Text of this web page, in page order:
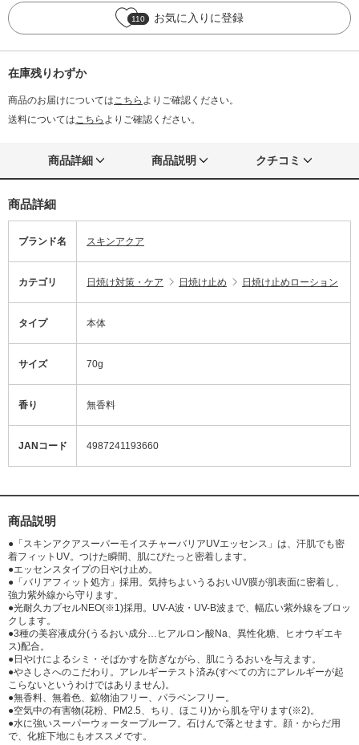
110 お気に入りに登録
在庫残りわずか
商品のお届けについてはこちら よりご確認ください。
送料についてはこちら よりご確認ください。
商品詳細 商品説明 クチコミ
商品詳細
ブランド名 スキンアクア
カテゴリ 日焼け対策・ケア 日焼け止め 日焼け止めローション
タイプ 本体
サイズ 70g
香り 無香料
JANコード 4987241193660
商品説明
●「スキンアクアスーパーモイスチャーバリアUVエッセンス」は、汗肌でも密
着フィットUV。つけた瞬間、肌にぴたっと密着します。
●エッセンスタイプの日やけ止め。
●「バリアフィット処方」採用。気持ちよいうるおいUV膜が肌表面に密着し、
強力紫外線から守ります。
●光耐久カプセルNEO(※1)採用。UV-A波・UV-B波まで、幅広い紫外線をブロッ
クします。
●3種の美容液成分(うるおい成分…ヒアルロン酸Na、異性化糖、ヒオウギエキ
ス)配合。
●日やけによるシミ・そばかすを防ぎながら、肌にうるおいを与えます。
●やさしさへのこだわり。アレルギーテスト済み(すべての方にアレルギーが起
こらないというわけではありません)。
●無香料、無着色、鉱物油フリー、パラベンフリー。
●空気中の有害物(花粉、PM2.5、ちり、ほこり)から肌を守ります(※2)。
●水に強いスーパーウォータープルーフ。石けんで落とせます。顔・からだ用
で、化粧下地にもオススメです。